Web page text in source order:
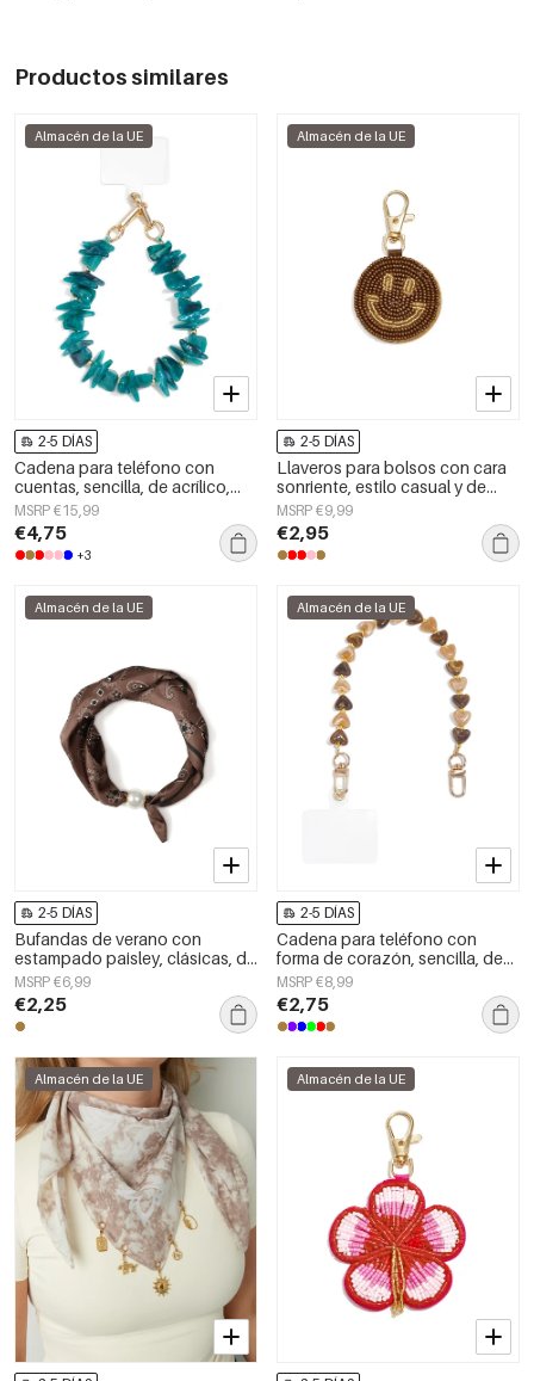
naranja
0604191-703 €2,25
Productos similares
Almacén de la UE
2-5 DÍAS
Cadena para teléfono con
cuentas, sencilla, de acrílico,
accesorio diario.
MSRP €15,99
€4,75
+3
Almacén de la UE
2-5 DÍAS
Llaveros para bolsos con cara
sonriente, estilo casual y de
cristal, accesorios diarios.
MSRP €9,99
€2,95
Almacén de la UE
2-5 DÍAS
Bufandas de verano con
estampado paisley, clásicas, de
poliéster, accesorios para el día
a día.
MSRP €6,99
€2,25
Almacén de la UE
2-5 DÍAS
Cadena para teléfono con
forma de corazón, sencilla, de
acrílico, accesorio diario.
MSRP €8,99
€2,75
Almacén de la UE Almacén de la UE